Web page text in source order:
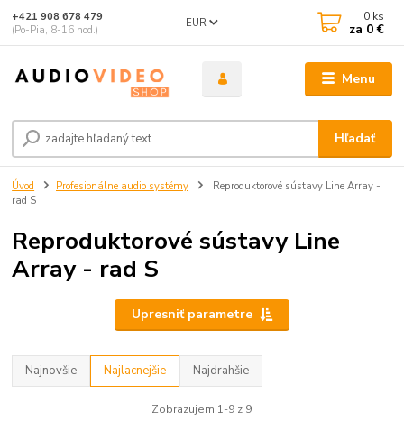
Menu
EUR
Hľadať
+421 908 678 479
(Po-Pia, 8-16 hod.)
0 ks
za 0 €
Úvod Profesionálne audio systémy
Reproduktorové sústavy Line Array -
rad S
Reproduktorové sústavy Line
Array - rad S
Upresniť parametre
Najnovšie Najlacnejšie Najdrahšie
Zobrazujem 1-9 z 9